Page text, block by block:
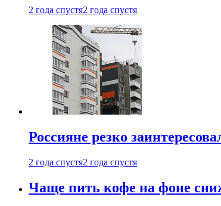
2 года спустя2 года спустя
Россияне резко
2 года спустя2 года спустя
Чаще пить кофе на фоне